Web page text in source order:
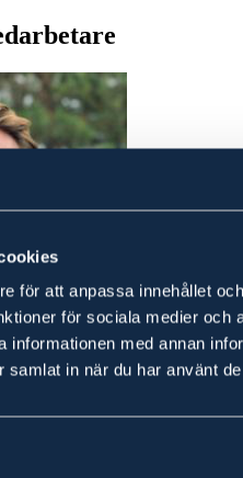
för att anpassa innehållet
för sociala medier och
informationen med annan
samlat in när du har använt